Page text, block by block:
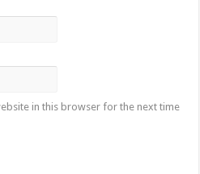
in this browser for the next time